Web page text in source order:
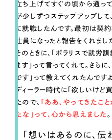
立ち上げてすぐの頃から通っ
が少しずつステップアップし
に就職したんです。最初は契
社員になったと報告をくれまし
そのときに、「ポラリスで就労
ます」って言ってくれて。さら
です」って教えてくれたんですよ
ディーラー時代に「欲しいけど
たので、 「ああ、やってきたこ
たな」って、心から思えました。
「想いはあるのに、伝